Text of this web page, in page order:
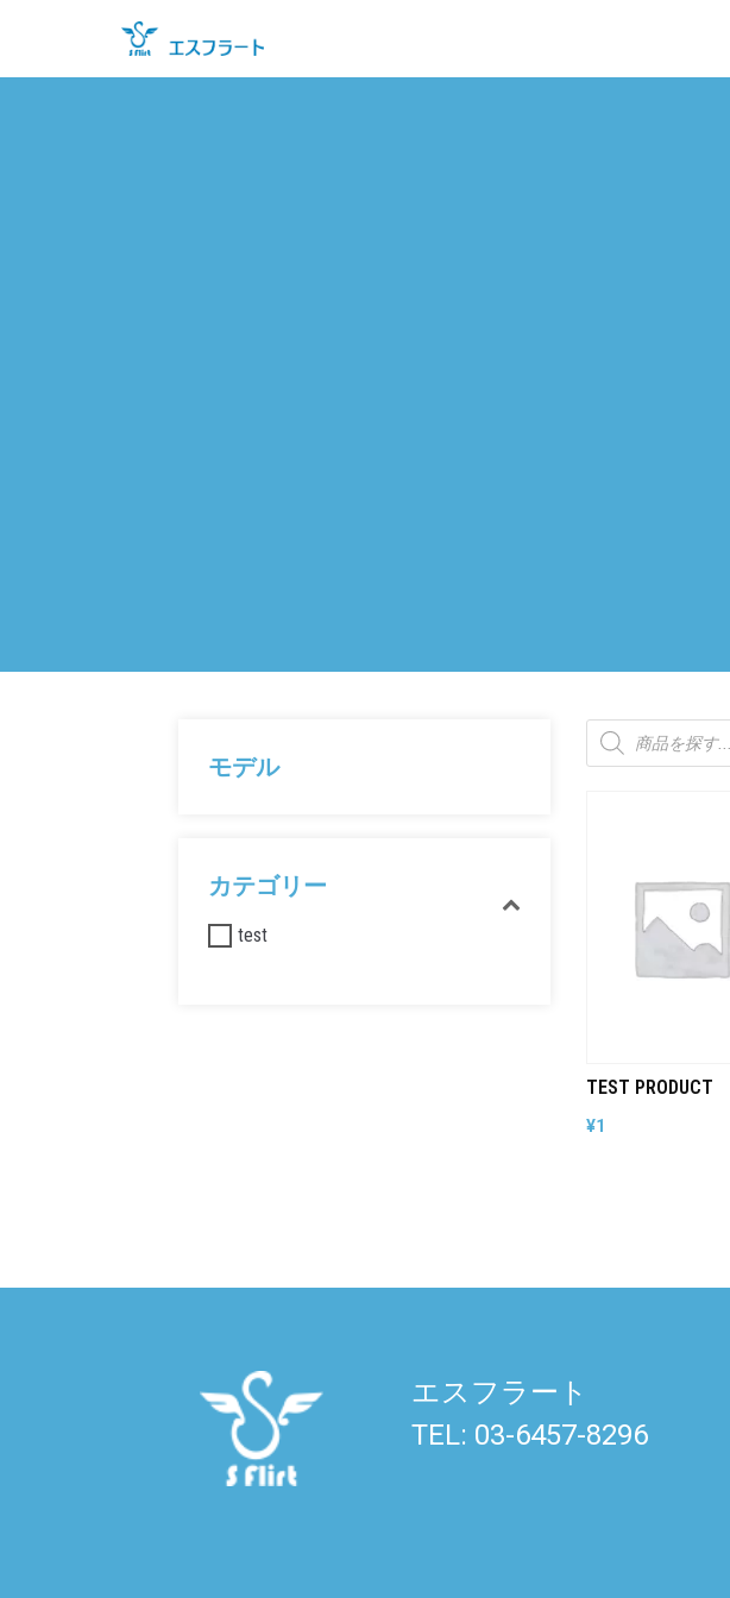
モデル
カテゴリー
test
TEST PRODUCT
¥1
エスフラート
TEL: 03-6457-8296